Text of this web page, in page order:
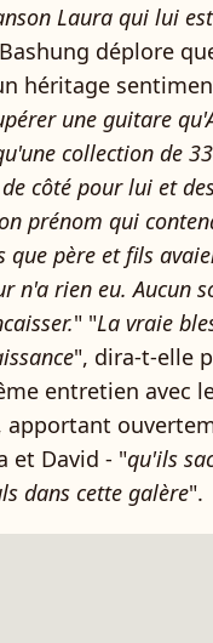
Laura qui lui
déplore
héritage
une guitare
collection de
côté pour lui et
prénom qui
que père et fils
n'a rien eu. Aucun
" "La vraie
", dira-t-elle
entretien avec
apportant
et David - "qu'ils
dans cette galère".